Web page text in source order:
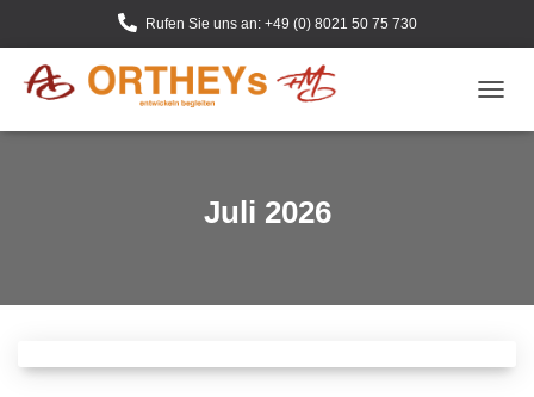
Rufen Sie uns an: +49 (0) 8021 50 75 730
Juli 2026